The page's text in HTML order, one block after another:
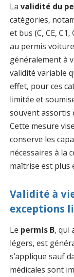
La validité du
catégories,
et bus (C, CE,
au permis
généralement à
validité variable
effet, pour ces
limitée et
souvent assortis
Cette mesure
conserve les
nécessaires à la
maîtrise est plus
Validité à
exceptions
Le permis B, qui
légers, est
s’applique sauf
médicales sont